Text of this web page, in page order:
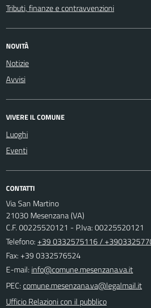
Tributi, finanze e contravvenzioni
NOVITÀ
Notizie
Avvisi
VIVERE IL COMUNE
Luoghi
Eventi
CONTATTI
Via San Martino
21030 Mesenzana (VA)
C.F. 00225520121 - P.Iva: 00225520121
Telefono: +39 0332575116 /
Fax: +39 0332576524
E-mail:
PEC:
Ufficio Relazioni con il pubblico